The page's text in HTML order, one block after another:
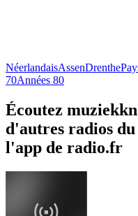
NéerlandaisAssenDrenthe
70Années 80
Écoutez
d'autres radios
l'app de radio.fr